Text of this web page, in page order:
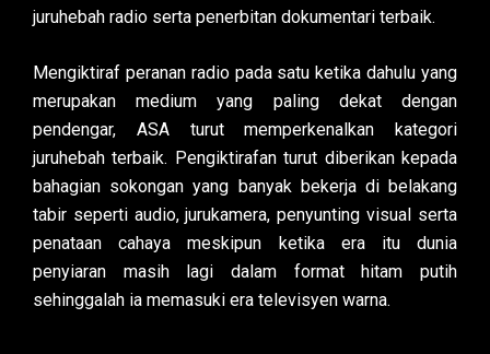
juruhebah radio serta penerbitan dokumentari terbaik.
Mengiktiraf peranan radio pada satu ketika dahulu yang
merupakan medium yang paling dekat dengan
pendengar, ASA turut memperkenalkan kategori
juruhebah terbaik. Pengiktirafan turut diberikan kepada
bahagian sokongan yang banyak bekerja di belakang
tabir seperti audio, jurukamera, penyunting visual serta
penataan cahaya meskipun ketika era itu dunia
penyiaran masih lagi dalam format hitam putih
sehinggalah ia memasuki era televisyen warna.